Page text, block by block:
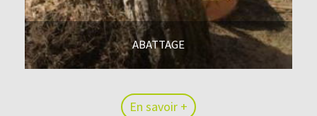
ABATTAGE
En savoir +